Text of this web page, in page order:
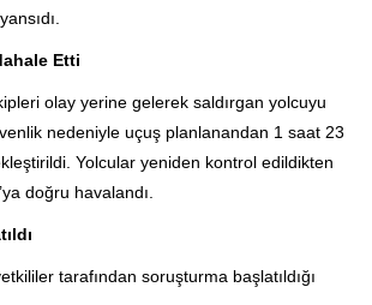
Etti
olay yerine gelerek saldırgan yolcuyu
nedeniyle uçuş planlanandan 1 saat 23
Yolcular yeniden kontrol edildikten
doğru havalandı.
tarafından soruşturma başlatıldığı